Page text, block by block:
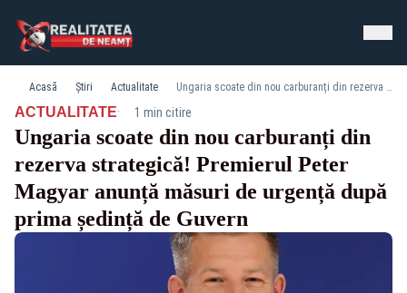
Acasă Știri Actualitate Ungaria scoate din nou carburanți din rezerva strategică! Premierul Peter Magyar anunță măsuri de urgență după prima ședință de Guvern
ACTUALITATE· 1 min citire
Ungaria scoate din nou carburanți din
rezerva strategică! Premierul Peter
Magyar anunță măsuri de urgență după
prima ședință de Guvern